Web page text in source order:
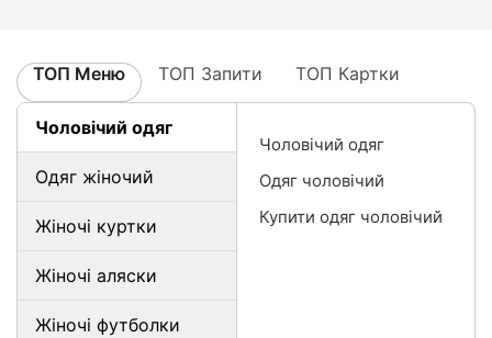
ТОП Меню ТОП Запити ТОП Картки
Чоловічий одяг
Одяг жіночий
Жіночі куртки
Жіночі аляски
Жіночі футболки
Чоловічий одяг
Одяг чоловічий
Купити одяг чоловічий